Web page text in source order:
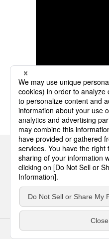
サイトのご利用にあたって